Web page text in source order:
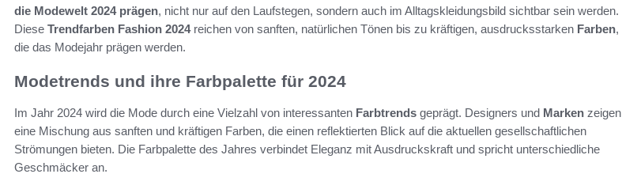
die Modewelt 2024 prägen, nicht nur auf den Laufstegen, sondern auch im Alltagskleidungsbild sichtbar sein werden.
Diese Trendfarben Fashion 2024reichen von sanften, natürlichen Tönen bis zu kräftigen, ausdrucksstarken Farben,
die das Modejahr prägen werden.
Modetrends und ihre Farbpalette für 2024
Im Jahr 2024 wird die Mode durch eine Vielzahl von interessanten Farbtrends geprägt. Designers und Marken zeigen
eine Mischung aus sanften und kräftigen Farben, die einen reflektierten Blick auf die aktuellen gesellschaftlichen
Strömungen bieten. Die Farbpalette des Jahres verbindet Eleganz mit Ausdruckskraft und spricht unterschiedliche
Geschmäcker an.